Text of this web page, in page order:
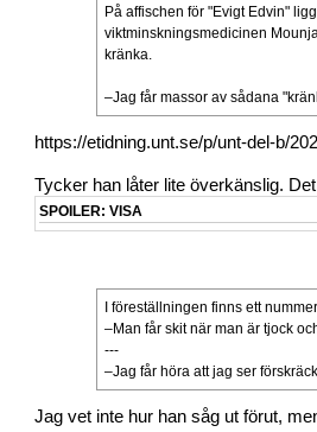
På affischen för "Evigt Edvin"
viktminskningsmedicinen
kränka.
–Jag får massor av sådana
https://etidning.unt.se/p/unt-del-b/
Tycker han låter lite överkänslig.
SPOILER:VISA
I föreställningen finns ett
–Man får skit när man är tjock
---
–Jag får höra att jag ser
Jag vet inte hur han såg ut förut,